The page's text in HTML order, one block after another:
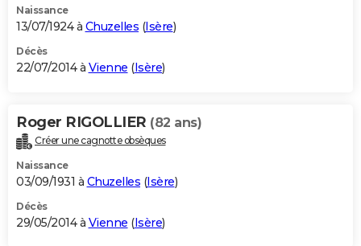
Naissance
13/07/1924 à Chuzelles (Isère)
Décès
22/07/2014 à Vienne (Isère)
Roger RIGOLLIER (82 ans)
Créer une cagnotte obsèques
Naissance
03/09/1931 à Chuzelles (Isère)
Décès
29/05/2014 à Vienne (Isère)